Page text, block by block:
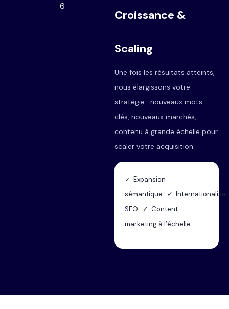
6
Croissance &
Scaling
Une fois les résultats atteints,
nous élargissons votre
stratégie : nouveaux mots-
clés, nouveaux marchés,
contenu à grande échelle pour
scaler votre acquisition.
✓ Expansion
sémantique ✓
SEO ✓ Content
marketing à l’échelle